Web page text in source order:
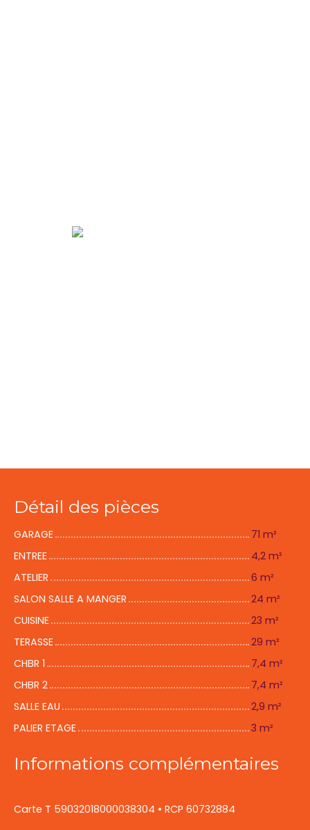
Détail des pièces
GARAGE
71 m²
ENTREE
4,2 m²
ATELIER
6 m²
SALON SALLE A MANGER
24 m²
CUISINE
23 m²
TERASSE
29 m²
CHBR 1
7,4 m²
CHBR 2
7,4 m²
SALLE EAU
2,9 m²
PALIER ETAGE
3 m²
Informations complémentaires
Carte T 59032018000038304 • RCP 60732884